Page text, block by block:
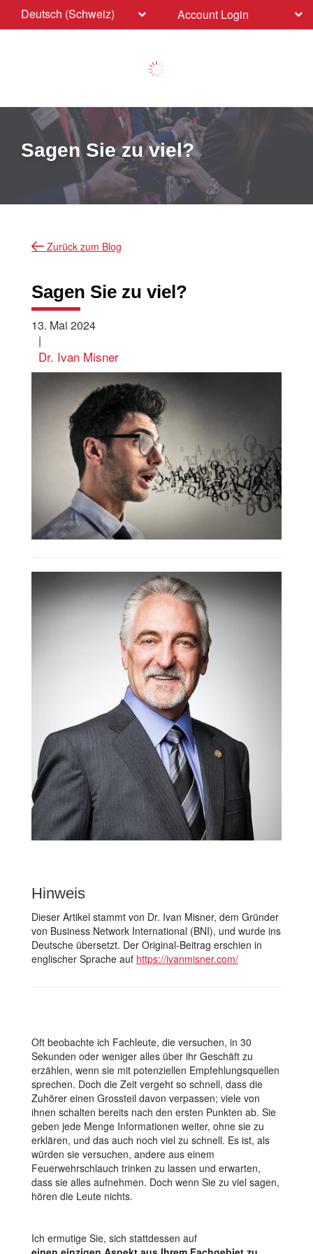
Deutsch (Schweiz) Account Login
Sagen Sie zu viel?
Zurück zum Blog
Sagen Sie zu viel?
13. Mai 2024
|
Dr. Ivan Misner
Hinweis
Dieser Artikel stammt von Dr. Ivan Misner, dem Gründer
von Business Network International (BNI), und wurde ins
Deutsche übersetzt. Der Original-Beitrag erschien in
englischer Sprache auf https://ivanmisner.com/
Oft beobachte ich Fachleute, die versuchen, in 30
Sekunden oder weniger alles über ihr Geschäft zu
erzählen, wenn sie mit potenziellen Empfehlungsquellen
sprechen. Doch die Zeit vergeht so schnell, dass die
Zuhörer einen Grossteil davon verpassen; viele von
ihnen schalten bereits nach den ersten Punkten ab. Sie
geben jede Menge Informationen weiter, ohne sie zu
erklären, und das auch noch viel zu schnell. Es ist, als
würden sie versuchen, andere aus einem
Feuerwehrschlauch trinken zu lassen und erwarten,
dass sie alles aufnehmen. Doch wenn Sie zu viel sagen,
hören die Leute nichts.
Ich ermutige Sie, sich stattdessen auf